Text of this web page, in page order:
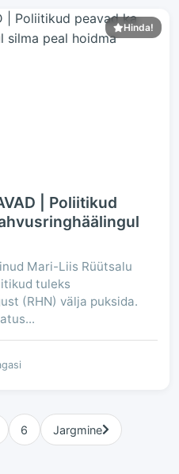
Hinda!
| Poliitikud
Mari-Liis Rüütsalu
tuleks
(RHN) välja puksida.
6 Jargmine